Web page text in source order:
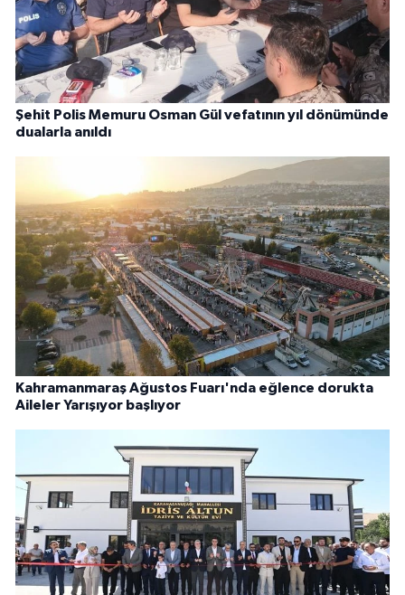
Şehit Polis Memuru Osman Gül vefatının yıl dönümünde
dualarla anıldı
Kahramanmaraş Ağustos Fuarı'nda eğlence dorukta
Aileler Yarışıyor başlıyor